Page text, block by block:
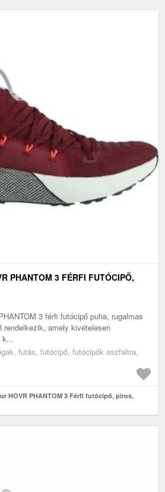
PHANTOM 3 FÉRFI FUTÓCIPŐ,
3 férfi futócipő puha, rugalmas
rendelkezik, amely kivételesen
k...
futás, futócipő, futócipők aszfaltra,
HOVR PHANTOM 3 Férfi futócipő, piros,